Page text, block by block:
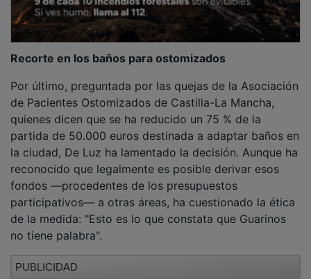
Recorte en los baños para ostomizados
Por último, preguntada por las quejas de la Asociación
de Pacientes Ostomizados de Castilla-La Mancha,
quienes dicen que se ha reducido un 75 % de la
partida de 50.000 euros destinada a adaptar baños en
la ciudad, De Luz ha lamentado la decisión. Aunque ha
reconocido que legalmente es posible derivar esos
fondos —procedentes de los presupuestos
participativos— a otras áreas, ha cuestionado la ética
de la medida: "Esto es lo que constata que Guarinos
no tiene palabra".
PUBLICIDAD